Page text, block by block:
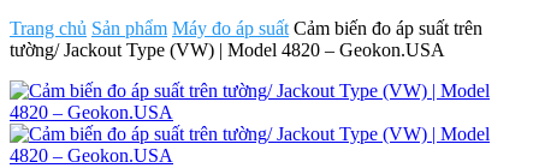
Trang chủ Sản phẩm Máy đo áp suất Cảm biến đo áp suất trên
tường/ Jackout Type (VW) | Model 4820 – Geokon.USA